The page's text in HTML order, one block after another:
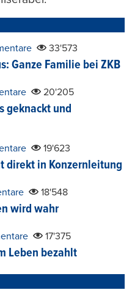
33'573
Ganze Familie bei ZKB
20'205
geknackt und
19'623
direkt in Konzernleitung
18'548
wird wahr
17'375
Leben bezahlt